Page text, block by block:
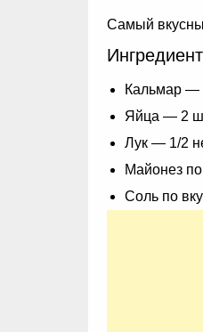
Самый
Кальмар —
Яйца — 2
Лук — 1/2
Майонез по
Соль по